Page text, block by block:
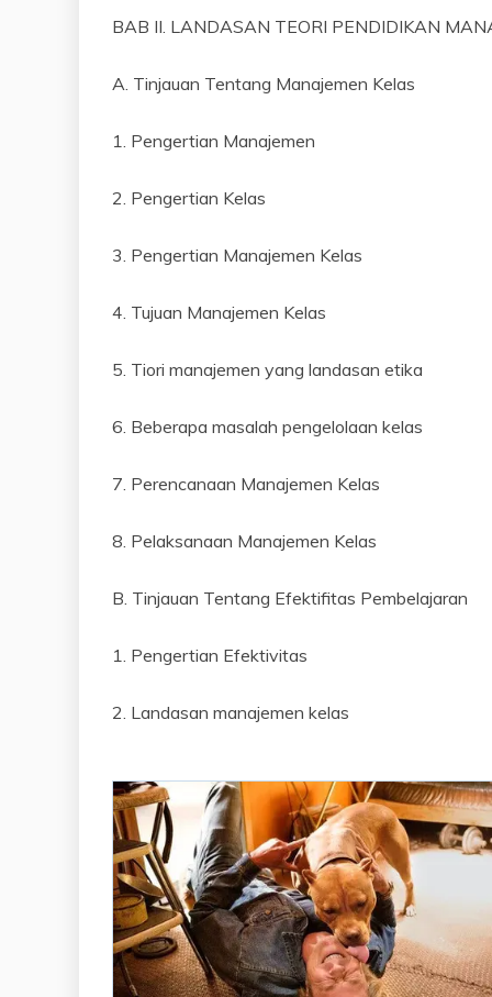
BAB II. LANDASAN TEORI PENDIDIKAN
A. Tinjauan Tentang Manajemen Kelas
1. Pengertian Manajemen
2. Pengertian Kelas
3. Pengertian Manajemen Kelas
4. Tujuan Manajemen Kelas
5. Tiori manajemen yang landasan etika
6. Beberapa masalah pengelolaan kelas
7. Perencanaan Manajemen Kelas
8. Pelaksanaan Manajemen Kelas
B. Tinjauan Tentang Efektifitas Pembelajaran
1. Pengertian Efektivitas
2. Landasan manajemen kelas